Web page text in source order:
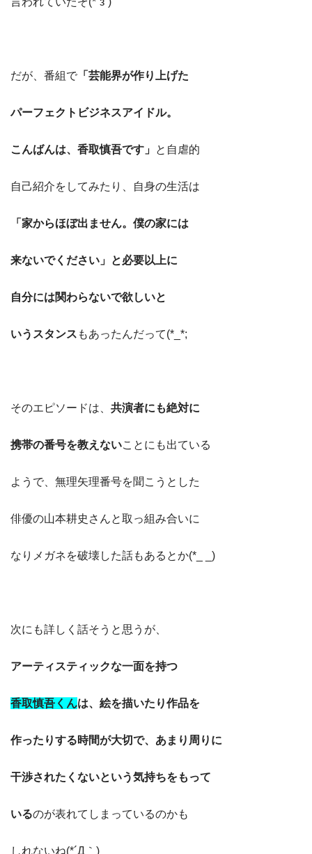
だが、番組で 「芸能界が作り上げた
パーフェクトビジネスアイドル。
こんばんは、香取慎吾です」 と自虐的
自己紹介をしてみたり、自身の生活は
「家からほぼ出ません。僕の家には
来ないでください」と必要以上に
自分には関わらないで欲しいと
いうスタンス もあったんだって(*_*;
そのエピソードは、 共演者にも絶対に
携帯の番号を教えないことにも出ている
ようで、無理矢理番号を聞こうとした
俳優の山本耕史さんと取っ組み合いに
なりメガネを破壊した話もあるとか(*_ _)
次にも詳しく話そうと思うが、
アーティスティックな一面を持つ
香取慎吾くんは、絵を描いたり作品を
作ったりする時間が大切で、あまり周りに
干渉されたくないという気持ちをもって
いるのが表れてしまっているのかも
しれないね(*´Д｀)